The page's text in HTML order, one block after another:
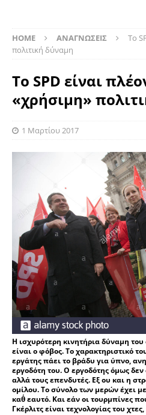
HOME ΑΝΑΓΝΩΣΕΙΣ
Το
πολιτική δύναμη
Το SPD είναι
«χρήσιμη»
1 Μαρτίου 2017
Η ισχυρότερη κινητήρια δύναμη
είναι ο φόβος. Το χαρακτηριστικό
εργάτης πάει το βράδυ για ύπνο,
εργοδότη του. Ο εργοδότης όμως
αλλά τους επενδυτές. Εξ ου και η
ομίλου. Το σύνολο των μερών έχει
καθ΄ εαυτό. Και εάν οι τουρμπίνες
Γκέρλιτς είναι τεχνολογίας του